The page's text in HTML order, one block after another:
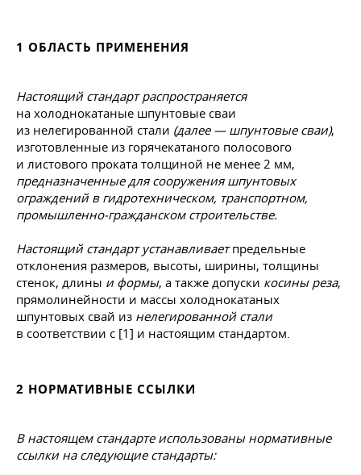
1 ОБЛАСТЬ ПРИМЕНЕНИЯ
Настоящий стандарт распространяется
на холоднокатаные шпунтовые сваи
из нелегированной стали (далее — шпунтовые сваи),
изготовленные из горячекатаного полосового
и листового проката толщиной не менее 2 мм,
предназначенные для сооружения шпунтовых
ограждений в гидротехническом, транспортном,
промышленно-гражданском строительстве.
Настоящий стандарт устанавливаетпредельные
отклонения размеров, высоты, ширины, толщины
стенок, длины и формы, а также допуски косины реза,
прямолинейности и массы холоднокатаных
шпунтовых свай из нелегированной стали
в соответствии с [1] и настоящим стандартом.
2 НОРМАТИВНЫЕ ССЫЛКИ
В настоящем стандарте использованы нормативные
ссылки на следующие стандарты: